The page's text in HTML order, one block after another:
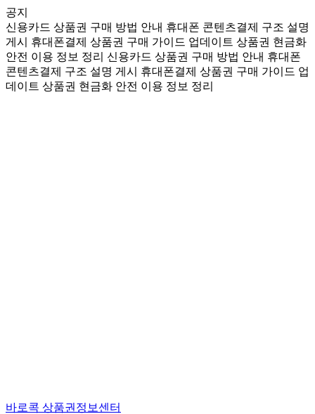
공지
신용카드 상품권 구매 방법 안내 휴대폰 콘텐츠결제 구조 설명
게시
휴대폰결제 상품권 구매 가이드 업데이트 상품권 현금화
안전 이용 정보 정리 신용카드 상품권 구매 방법 안내 휴대폰
콘텐츠결제 구조 설명 게시
휴대폰결제 상품권 구매 가이드 업
데이트 상품권 현금화 안전 이용 정보 정리
바로콕 상품권정보센터